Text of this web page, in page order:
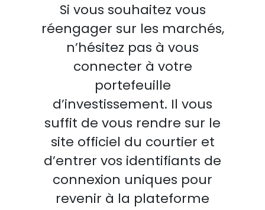
Si vous souhaitez vous
réengager sur les marchés,
n’hésitez pas à vous
connecter à votre
portefeuille
d’investissement. Il vous
suffit de vous rendre sur le
site officiel du courtier et
d’entrer vos identifiants de
connexion uniques pour
revenir à la plateforme